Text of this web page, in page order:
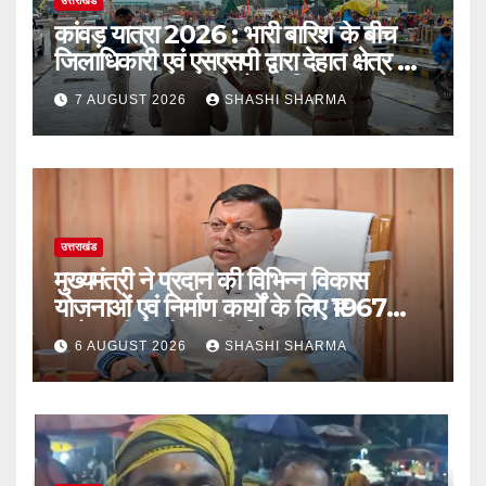
कांवड़ यात्रा 2026 : भारी बारिश के बीच
जिलाधिकारी एवं एसएसपी द्वारा देहात क्षेत्र का
भ्रमण, सुरक्षा व्यवस्थाओं का लिया जायजा
7 AUGUST 2026 SHASHI SHARMA
उत्तराखंड
मुख्यमंत्री ने प्रदान की विभिन्न विकास
योजनाओं एवं निर्माण कार्यों के लिए ₹1967
करोड़ की वित्तीय स्वीकृति
6 AUGUST 2026 SHASHI SHARMA